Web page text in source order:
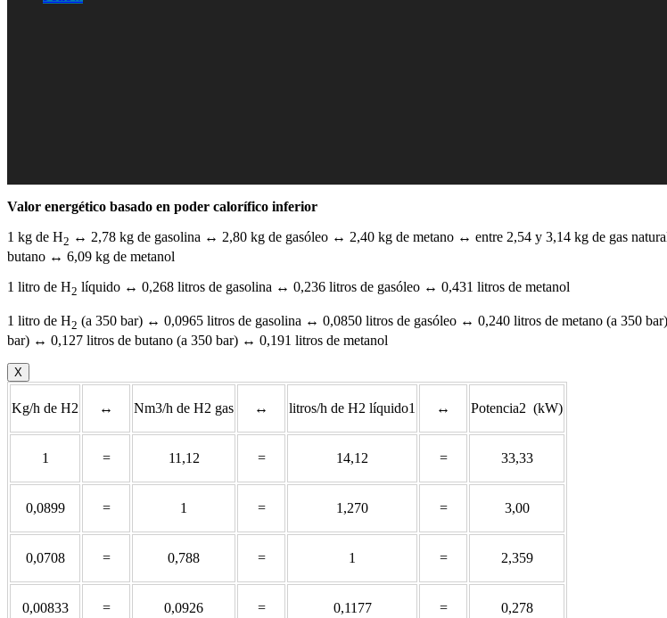
Valor energético basado en poder calorífico inferior
1 kg de H2 ↔ 2,78 kg de gasolina ↔ 2,80 kg de gasóleo ↔ 2,40 kg de metano ↔ entre 2,54 y 3,14 kg de gas
butano ↔ 6,09 kg de metanol
1 litro de H2 líquido ↔ 0,268 litros de gasolina ↔ 0,236 litros de gasóleo ↔ 0,431 litros de metanol
1 litro de H2 (a 350 bar) ↔ 0,0965 litros de gasolina ↔ 0,0850 litros de gasóleo ↔ 0,240 litros de metano (a 350
bar) ↔ 0,127 litros de butano (a 350 bar) ↔ 0,191 litros de metanol
X
Kg/h de H2 ↔ Nm3/h de H2 gas ↔ litros/h de H2 líquido1 ↔ Potencia2 (kW)
1 = 11,12 = 14,12 = 33,33
0,0899 = 1 = 1,270 = 3,00
0,0708 = 0,788 = 1 = 2,359
0,00833 = 0,0926 = 0,1177 = 0,278